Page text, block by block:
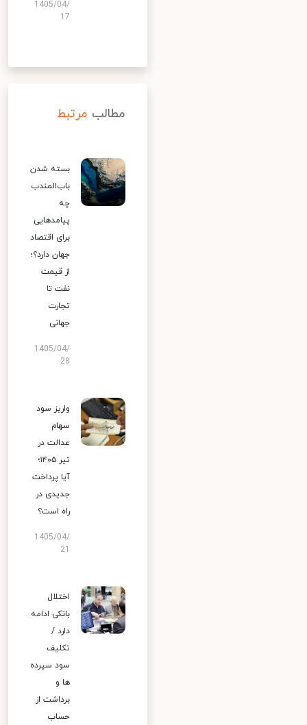
1405/04/
17
مطالب مرتبط
بسته شدن
باب‌المندب
چه
پیامدهایی
برای اقتصاد
جهان دارد؟؛
از قیمت
نفت تا
تجارت
جهانی
1405/04/
28
واریز سود
سهام
عدالت در
تیر ۱۴۰۵؛
آیا پرداخت
جدیدی در
راه است؟
1405/04/
اختلال
بانکی ادامه
دارد /
تکلیف
سود سپرده
ها و
برداشت از
حساب